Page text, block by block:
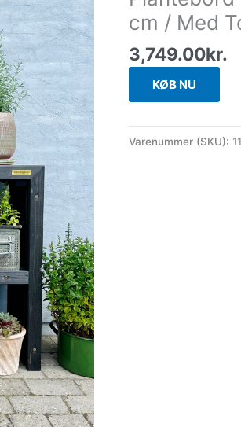
cm / Med
3,749.00kr.
KØB NU
Varenummer (SKU):